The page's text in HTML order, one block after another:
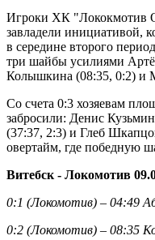
Игроки ХК "Лококмотив
завладели инициативой,
в середине второго
три шайбы усилиями
Колышкина (08:35, 0:2) и
Со счета 0:3 хозяевам
забросили: Денис
(37:37, 2:3) и Глеб
овертайм, где победную
Витебск - Локомотив
0:1 (Локомотив) – 04:49
0:2 (Локомотив) – 08:35